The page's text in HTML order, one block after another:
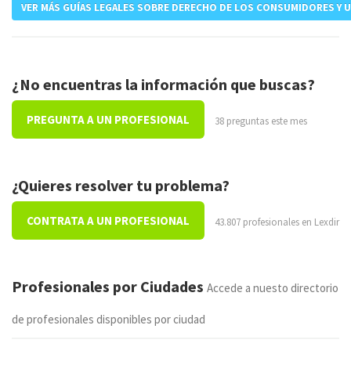
VER MÁS GUÍAS LEGALES SOBRE DERECHO DE LOS CONSUMIDORES Y
¿No encuentras la información que buscas?
PREGUNTA A UN PROFESIONAL 38 preguntas este mes
¿Quieres resolver tu problema?
CONTRATA A UN PROFESIONAL 43.807 profesionales en Lexdir
Profesionales por Ciudades Accede a nuesto directorio
de profesionales disponibles por ciudad